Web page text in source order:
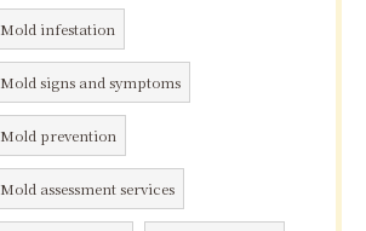
Mold infestation
Mold signs and symptoms
Mold prevention
Mold assessment services